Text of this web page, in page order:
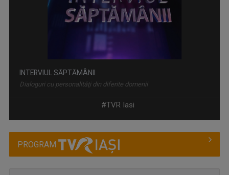
INTERVIUL SĂPTĂMÂNII
Dialoguri cu personalităţi din diferite domenii
#TVR Iasi
PROGRAM